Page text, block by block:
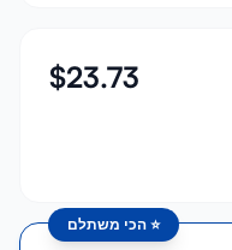
$23.73
⭐ הכי משתלם